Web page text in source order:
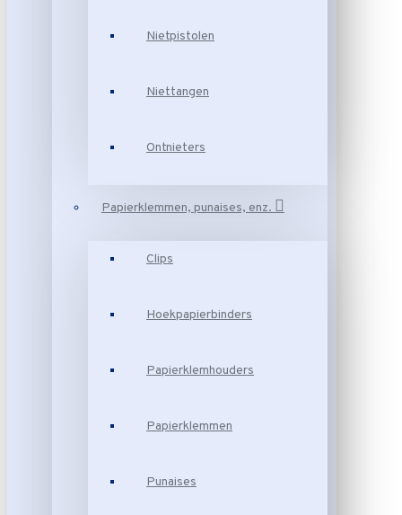
Nietpistolen
Niettangen
Ontnieters
Papierklemmen, punaises, enz.
Clips
Hoekpapierbinders
Papierklemhouders
Papierklemmen
Punaises